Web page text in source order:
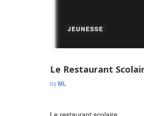
JEUNESSE
Le Restaurant
byML